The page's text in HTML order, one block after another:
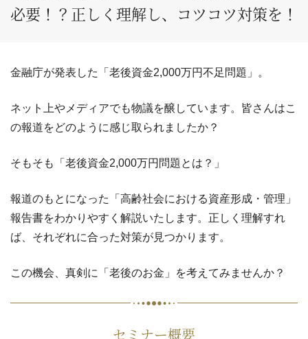
必要！？正しく理解し、コツコツ対策を！
金融庁が発表した「老後資金2,000万円不足問題」。
ネット上やメディアでも物議を醸しています。皆さんはこ
の報道をどのように感じ取られましたか？
そもそも「老後資金2,000万円問題とは？」
報道のもとになった「高齢社会における資産形成・管理」
報告書をわかりやすく解説いたします。正しく理解すれ
ば、それぞれに合った対策が見つかります。
この機会、真剣に「老後のお金」を考えてみませんか？
セミナー概要